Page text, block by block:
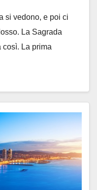
si vedono, e poi ci
La Sagrada
così. La prima